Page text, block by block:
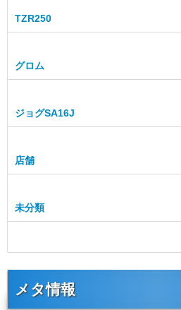
TZR250
グロム
ジョグSA16J
店舗
未分類
メタ情報